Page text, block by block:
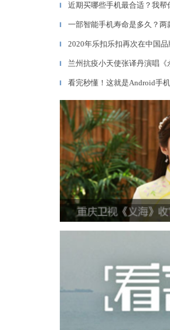
▎ 近期买哪些手机最合适？我帮
▎ 一部智能手机寿命是多久？两
▎ 2020年乐扣乐扣再次在中国
▎ 兰州抗疫小天使张译丹演唱《
▎ 看完秒懂！这就是Android手